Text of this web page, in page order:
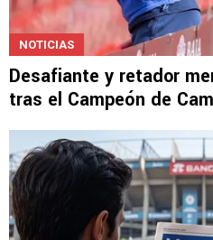
NOTICIAS
Desafiante y retador
tras el Campeón de